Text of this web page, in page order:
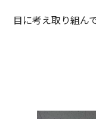
目に考え取り組ん